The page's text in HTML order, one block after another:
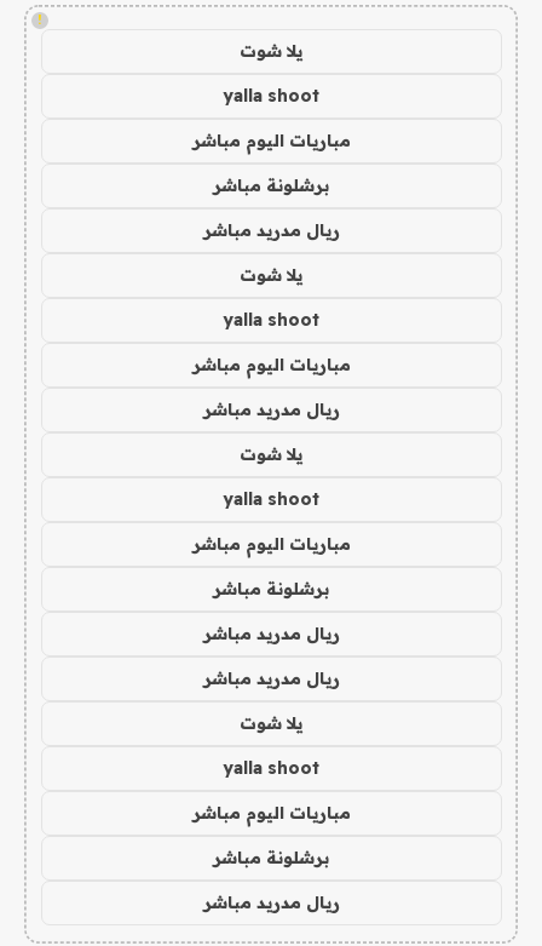
!
يلا شوت
yalla shoot
مباريات اليوم مباشر
برشلونة مباشر
ريال مدريد مباشر
يلا شوت
yalla shoot
مباريات اليوم مباشر
ريال مدريد مباشر
يلا شوت
yalla shoot
مباريات اليوم مباشر
برشلونة مباشر
ريال مدريد مباشر
ريال مدريد مباشر
يلا شوت
yalla shoot
مباريات اليوم مباشر
برشلونة مباشر
ريال مدريد مباشر